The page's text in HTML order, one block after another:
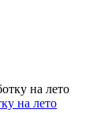
на лето